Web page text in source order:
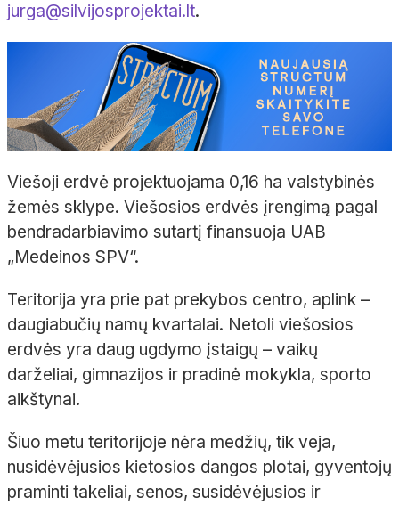
jurga@silvijosprojektai.lt.
Viešoji erdvė projektuojama 0,16 ha valstybinės
žemės sklype. Viešosios erdvės įrengimą pagal
bendradarbiavimo sutartį finansuoja UAB
„Medeinos SPV“.
Teritorija yra prie pat prekybos centro, aplink –
daugiabučių namų kvartalai. Netoli viešosios
erdvės yra daug ugdymo įstaigų – vaikų
darželiai, gimnazijos ir pradinė mokykla, sporto
aikštynai.
Šiuo metu teritorijoje nėra medžių, tik veja,
nusidėvėjusios kietosios dangos plotai, gyventojų
praminti takeliai, senos, susidėvėjusios ir